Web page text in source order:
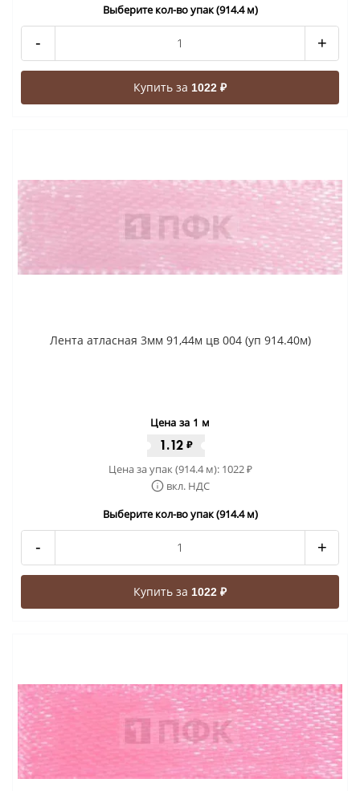
Выберите кол-во упак (914.4 м)
- +
Купить за 1022 ₽
Лента атласная 3мм 91,44м цв 004 (уп 914.40м)
Цена за 1 м
1.12 ₽
Цена за упак (914.4 м): 1022₽
вкл. НДС
Выберите кол-во упак (914.4 м)
- +
Купить за 1022 ₽